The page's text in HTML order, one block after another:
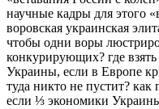
научные кадры для этого
воровская украинская
чтобы одни воры
конкурирующих? где
Украины, если в Европе
туда никто не пустит?
если ⅓ экономики